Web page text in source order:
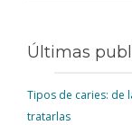
Últimas
Tipos de caries: de
tratarlas